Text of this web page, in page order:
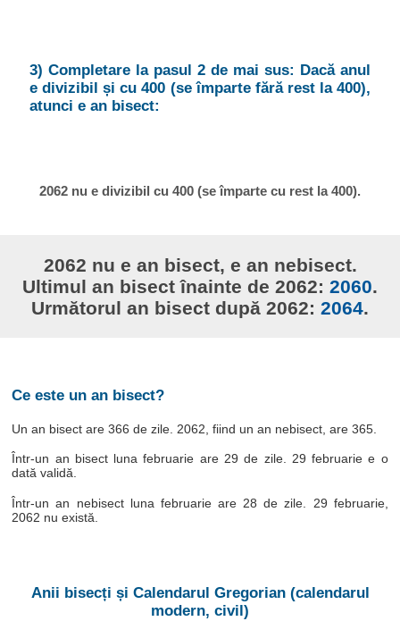
3) Completare la pasul 2 de mai sus: Dacă anul
e divizibil și cu 400 (se împarte fără rest la 400),
atunci e an bisect:
2062 nu e divizibil cu 400 (se împarte cu rest la 400).
2062 nu e an bisect, e an nebisect.
Ultimul an bisect înainte de 2062: 2060.
Următorul an bisect după 2062: 2064.
Ce este un an bisect?
Un an bisect are 366 de zile. 2062, fiind un an nebisect, are 365.
Într-un an bisect luna februarie are 29 de zile. 29 februarie e o
dată validă.
Într-un an nebisect luna februarie are 28 de zile. 29 februarie,
2062 nu există.
Anii bisecți și Calendarul Gregorian (calendarul
modern, civil)